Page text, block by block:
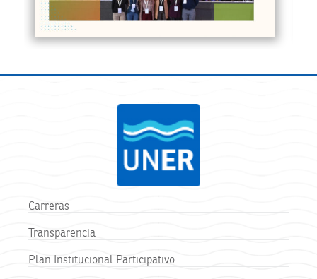
Carreras
Transparencia
Plan Institucional Participativo